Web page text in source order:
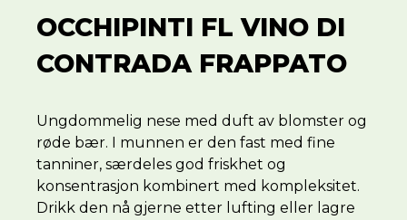
OCCHIPINTI FL VINO DI
CONTRADA FRAPPATO
Ungdommelig nese med duft av blomster og
røde bær. I munnen er den fast med fine
tanniner, særdeles god friskhet og
konsentrasjon kombinert med kompleksitet.
Drikk den nå gjerne etter lufting eller lagre